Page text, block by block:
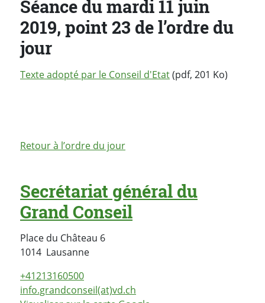
Séance du mardi 11 juin
2019, point 23 de l’ordre du
jour
Texte adopté par le Conseil d'Etat(pdf, 201 Ko)
Retour à l’ordre du jour
Secrétariat général du
Grand Conseil
Place du Château 6
1014 LausanneSuisse
+41213160500
info.grandconseil(at)vd.ch